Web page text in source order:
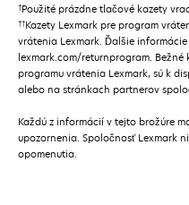
†Použité prázdne tlačové kazety
††Kazety Lexmark pre program
vrátenia Lexmark. Ďalšie
lexmark.com/returnprogram.
programu vrátenia Lexmark, sú k
alebo na stránkach partnerov
Každú z informácií v tejto brožúre
upozornenia. Spoločnosť Lexmark
opomenutia.